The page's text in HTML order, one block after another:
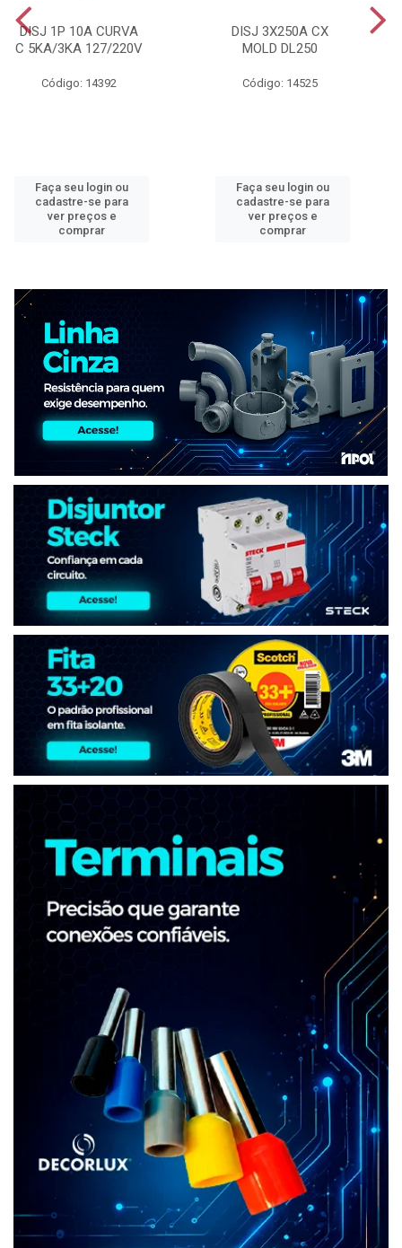
DISJ 1P 10A CURVA
C 5KA/3KA 127/220V
Código: 14392
Faça seu login ou
cadastre-se para
ver preços e
comprar
DISJ 3X250A CX
MOLD DL250
Código: 14525
Faça seu login ou
cadastre-se para
ver preços e
comprar